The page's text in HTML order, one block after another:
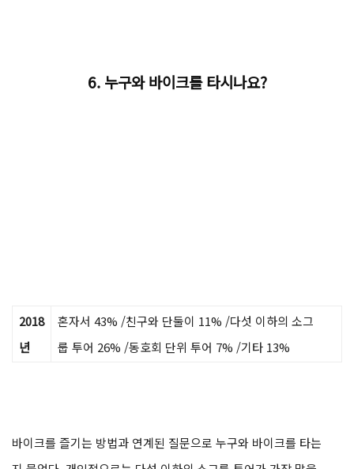
6. 누구와 바이크를 타시나요?
2018
년
혼자서 43% /친구와 단둘이 11% /다섯 이하의 소그
룹 투어 26% /동호회 단위 투어 7% /기타 13%
바이크를 즐기는 방법과 연계된 질문으로 누구와 바이크를 타는